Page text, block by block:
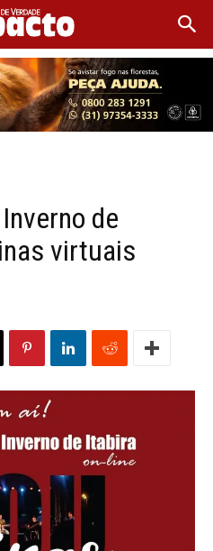
de
virtuais